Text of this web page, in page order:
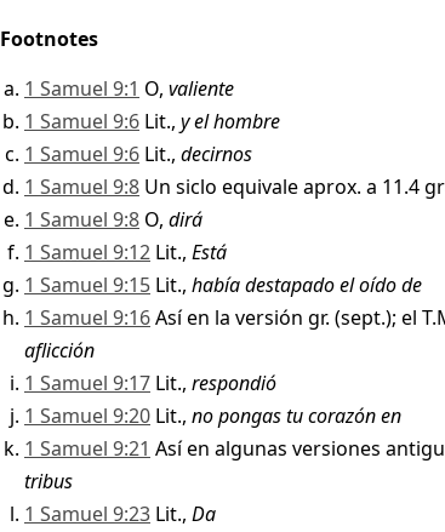
Footnotes
1 Samuel 9:1 O, valiente
1 Samuel 9:6 Lit., y el hombre
1 Samuel 9:6 Lit., decirnos
1 Samuel 9:8 Un siclo equivale aprox. a 11.4
1 Samuel 9:8 O, dirá
1 Samuel 9:12 Lit., Está
1 Samuel 9:15 Lit., había destapado el oído de
1 Samuel 9:16Así en la versión gr. (sept.); el
aflicción
1 Samuel 9:17 Lit., respondió
1 Samuel 9:20 Lit., no pongas tu corazón en
1 Samuel 9:21 Así en algunas versiones
tribus
1 Samuel 9:23 Lit., Da